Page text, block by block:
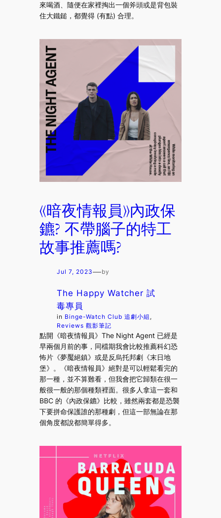
來喝酒、隨便在家裡掏出一個斧頭或是背包裝
住大鐵鎚，都覺得 (有點) 合理。
《暗夜情報員》內政保
鑣? 不帶腦子的特工
故事推薦嗎?
Jul 7, 2023—by
The Happy Watcher 試
毒專員
in Binge-Watch Club 追劇小組
Reviews 觀影筆記
點開《暗夜情報員》The Night Agent 已經是
早兩個月前的事，同檔期我會比較推薦科幻恐
怖片《夢魘絕鎮》或是反烏托邦劇《末日地
堡》。《暗夜情報員》絕對是可以輕鬆看完的
那一種，並不算難看，但我會把它歸類在很一
般很一般的那個種類裡面。很多人拿這一套和
BBC 的《內政保鑣》比較，雖然兩套都是恐襲
下要拼命保護誰的那種劇，但這一部無論在那
個角度都說都簡單得多。